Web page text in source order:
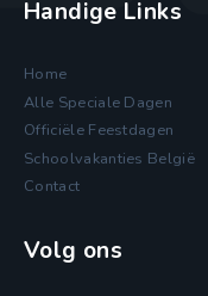
Handige Links
Home
Alle Speciale Dagen
Officiële Feestdagen
Schoolvakanties België
Contact
Volg ons